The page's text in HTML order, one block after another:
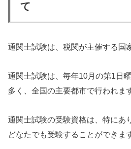
て
通関士試験は、税関が主催する国
通関士試験は、毎年10月の第1日
多く、全国の主要都市で行われま
通関士試験の受験資格は、特にあ
どなたでも受験することができま